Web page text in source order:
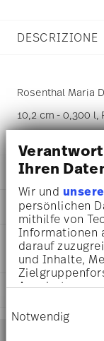
Ihren
Wir und
persönlichen
mithilfe von
Informationen
darauf
und Inhalte,
Angeboten zu
Sie können
Cookie-
Notwendig
DESCRIZIONE
Rosenthal Maria
10,2 cm - 0,300 l,
DETTAGLI
Dream
Dream
DIMENSIONI
8,00
10,20
0.30 l
SICUREZZA
SPEDIZIONE E
Services